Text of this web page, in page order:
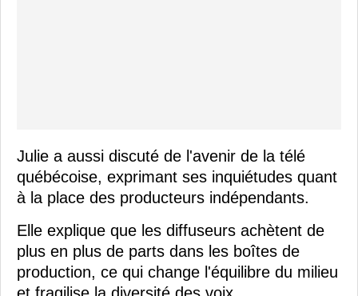
Julie a aussi discuté de l'avenir de la télé
québécoise, exprimant ses inquiétudes quant
à la place des producteurs indépendants.
Elle explique que les diffuseurs achètent de
plus en plus de parts dans les boîtes de
production, ce qui change l'équilibre du milieu